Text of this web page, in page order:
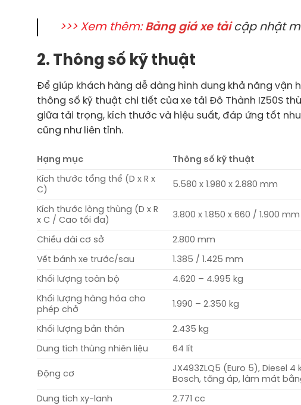
>>> Xem thêm: Bảng giá xe tảicập nhật
2. Thông số kỹ thuật
Để giúp khách hàng dễ dàng hình dung khả năng vận
thông số kỹ thuật chi tiết của xe tải Đô Thành IZ50S
giữa tải trọng, kích thước và hiệu suất, đáp ứng tốt
cũng như liên tỉnh.
Hạng mục Thông số kỹ thuật
Kích thước tổng thể (D x R x
C)
5.580 x 1.980 x 2.880 mm
Kích thước lòng thùng (D x R
x C / Cao tối đa)
3.800 x 1.850 x 660 / 1.900 mm
Chiều dài cơ sở 2.800 mm
Vết bánh xe trước/sau 1.385 / 1.425 mm
Khối lượng toàn bộ 4.620 – 4.995 kg
Khối lượng hàng hóa cho
phép chở
1.990 – 2.350 kg
Khối lượng bản thân 2.435 kg
Dung tích thùng nhiên liệu 64 lít
Động cơ
JX493ZLQ5 (Euro 5), Diesel
Bosch, tăng áp, làm mát
Dung tích xy-lanh 2.771 cc